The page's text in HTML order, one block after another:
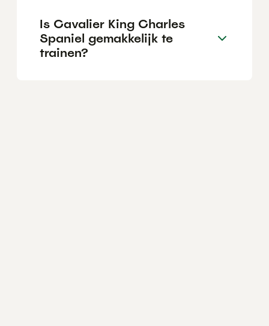
Is Cavalier King Charles
Spaniel gemakkelijk te
trainen?